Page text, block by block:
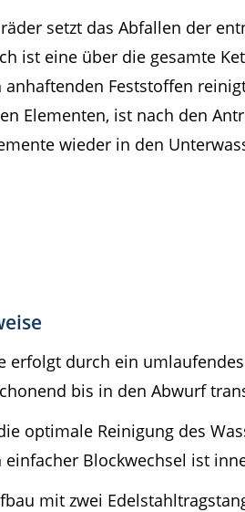
setzt das Abfallen der
ist eine über die gesamte
Feststoffen
Elementen, ist nach den
wieder in den
erfolgt durch ein
bis in den Abwurf
optimale Reinigung des
einfacher Blockwechsel ist
mit zwei